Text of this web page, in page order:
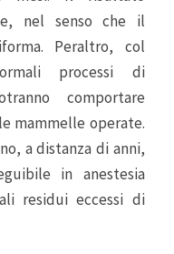
nel senso che il
Peraltro, col
processi di
comportare
mammelle operate.
a distanza di anni,
in anestesia
residui eccessi di